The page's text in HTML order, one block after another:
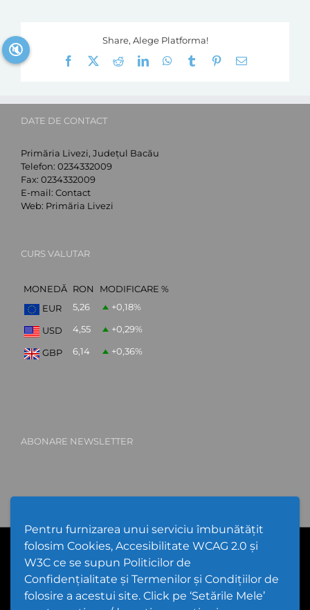
Pentru furnizarea unui serviciu îmbunătățit
folosim Cookies, Accesibilitate WCAG 2.0 și
W3C ce se supun Politicilor de
Confidențialitate și Termenilor și Condițiilor de
folosire a acestui site. Click pe ‘Setările Mele’
Share, Alege Platforma!
Facebook
RedditLinkedInWhatsApp
Tumblr Pinterest
E-
DATE DE CONTACT
Primăria Livezi, Județul Bacău
Telefon: 0234332009
Fax: 0234332009
E-mail: Contact
Web: Primăria Livezi
CURS VALUTAR
MONEDĂ RON
MODIFICARE %
EUR
5,26 +0,18%
USD 4,55 +0,29%
GBP 6,14 +0,36%
ABONARE NEWSLETTER
PPW @2026 |Hartă Website|Setări Cookies și Accesibilitate
Politică de utilizare Cookies|Politică de confidențialitate website
Termeni și condiții de utilizare a site-ului
🔇